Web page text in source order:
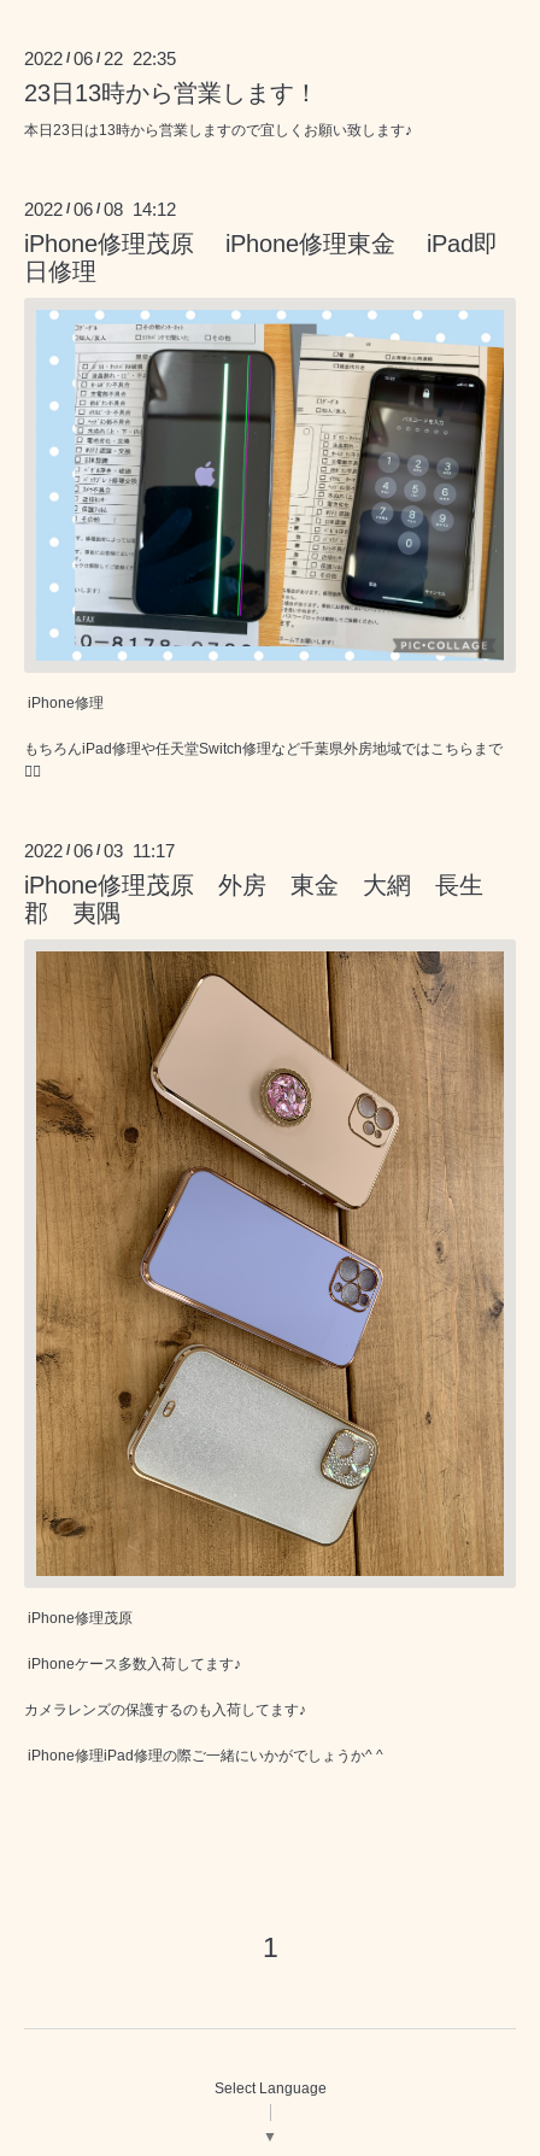
2022 /06 / 22 22:35
23日13時から営業します！
本日23日は13時から営業しますので宜しくお願い致します♪
2022 /06 /08 14:12
iPhone修理茂原 iPhone修理東金 iPad即
日修理
iPhone修理
もちろんiPad修理や任天堂Switch修理など千葉県外房地域ではこちらまで
💁‍♂️
2022 /06 /03 11:17
iPhone修理茂原 外房 東金 大網 長生
郡 夷隅
iPhone修理茂原
iPhoneケース多数入荷してます♪
カメラレンズの保護するのも入荷してます♪
iPhone修理iPad修理の際ご一緒にいかがでしょうか^ ^
1
Select Language
▼